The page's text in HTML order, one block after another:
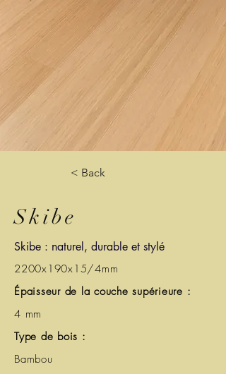
< Back
Skibe
Skibe : naturel, durable et stylé
2200x190x15/4mm
Épaisseur de la couche supérieure :
4 mm
Type de bois :
Bambou